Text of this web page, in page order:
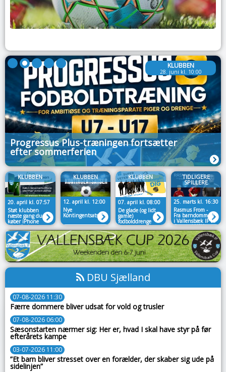
KLUBBEN
28. juni kl. 10:00
Progressus Plus-træningen fortsætter
efter sommerferien
KLUBBEN
20. april kl. 07:57
Støt klubben
næste gang du
køber iPhone
eller iPad📱
KLUBBEN
12. april kl. 12:00
Nye
Kontingentsatser
KLUBBEN
07. april kl. 08:00
De glade (og lidt
gamle)
fodbolddrenge
søger nye spillere
TIDLIGERE
SPILLERE
25. marts kl. 16:30
Rasmus From -
Fra barndommen
i Vallensbæk IF til
Træner i VSK
DBU Sjælland
07-08-2026 11:30
Færre dommere bliver udsat for vold og trusler
07-08-2026 06:00
Sæsonstarten nærmer sig: Her er, hvad I skal have styr på før
efterårets kampe
03-07-2026 11:00
”Et barn bliver stresset over en forælder, der skaber sig ude på
sidelinjen”